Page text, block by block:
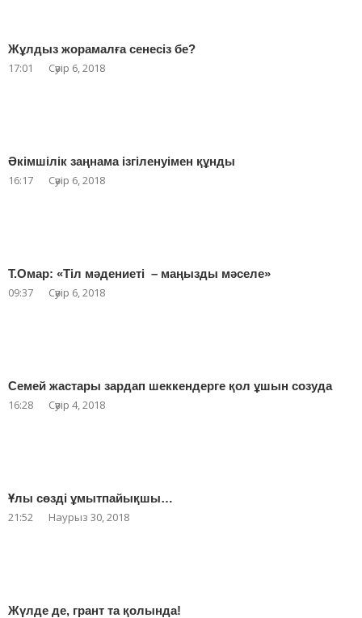
Жұлдыз жорамалға сенесіз бе?
17:01 Сәуір 6, 2018
Әкімшілік заңнама ізгіленуімен құнды
16:17 Сәуір 6, 2018
Т.Омар: «Тіл мәдениеті – маңызды мәселе»
09:37 Сәуір 6, 2018
Семей жастары зардап шеккендерге қол ұшын созуда
16:28 Сәуір 4, 2018
Ұлы сөзді ұмытпайықшы…
21:52 Наурыз 30, 2018
Жүлде де, грант та қолында!